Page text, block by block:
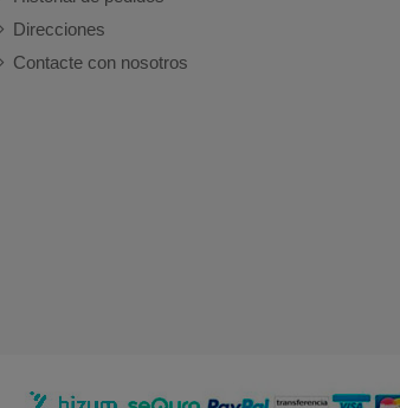
Direcciones
Contacte con nosotros